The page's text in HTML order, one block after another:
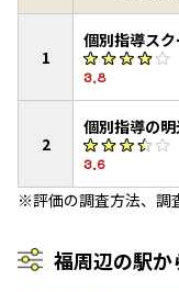
1
個別指導ス
3.8
2
個別指導の
3.6
※評価の調査方法、調
福周辺の駅か